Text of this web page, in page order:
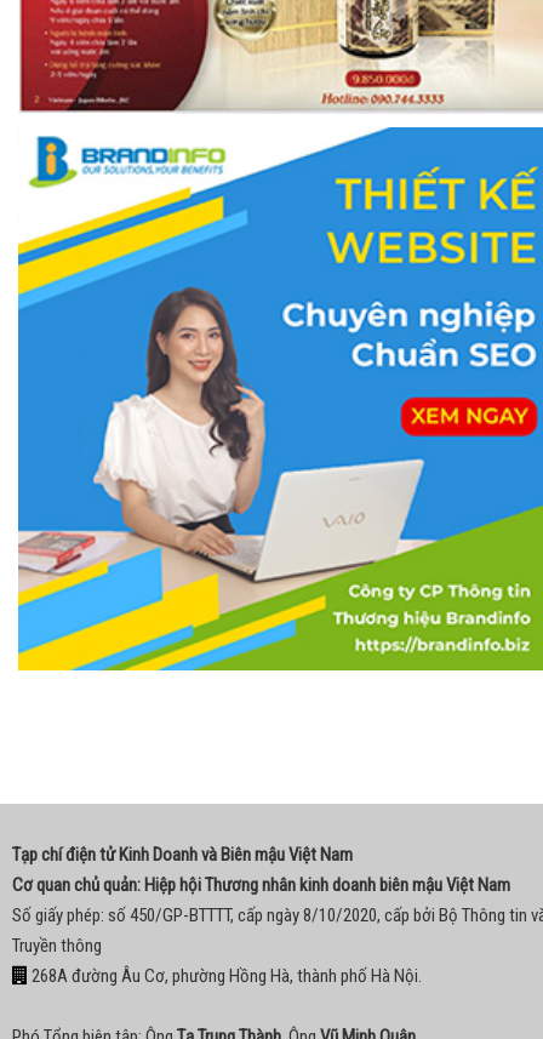
Tạp chí điện tử Kinh Doanh và Biên mậu Việt Nam
Cơ quan chủ quản: Hiệp hội Thương nhân kinh doanh biên mậu Việt Nam
Số giấy phép: số 450/GP-BTTTT, cấp ngày 8/10/2020, cấp bởi Bộ Thông tin
Truyền thông
268A đường Âu Cơ, phường Hồng Hà, thành phố Hà Nội.